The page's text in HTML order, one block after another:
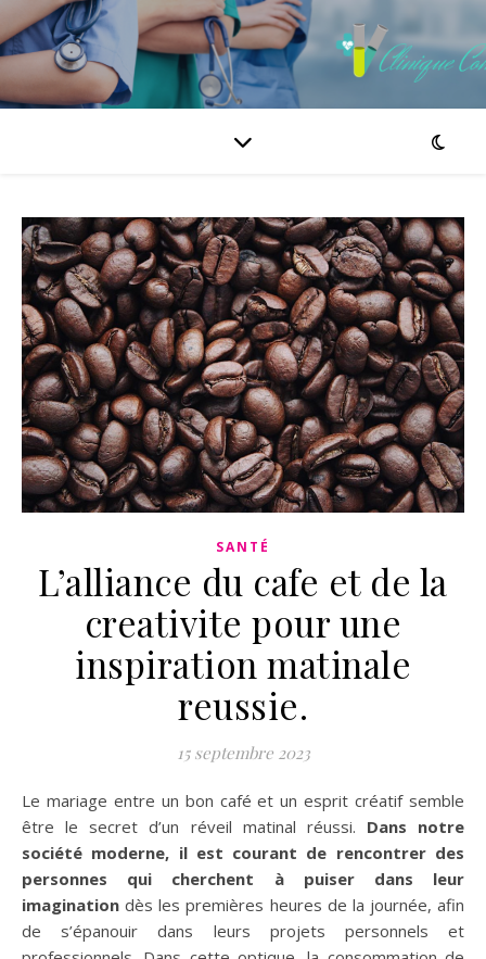
SANTÉ
L’alliance du cafe et de la
creativite pour une
inspiration matinale
reussie.
15 septembre 2023
Le mariage entre un bon café et un esprit créatif semble
être le secret d’un réveil matinal réussi. Dans notre
société moderne, il est courant de rencontrer des
personnes qui cherchent à puiser dans leur
imagination dès les premières heures de la journée, afin
de s’épanouir dans leurs projets personnels et